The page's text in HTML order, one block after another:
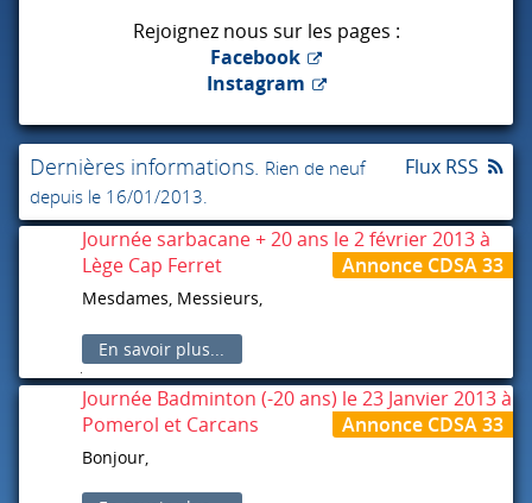
Rejoignez nous sur les pages :
Facebook
Instagram
Dernières informations. Rien de neuf
depuis le 16/01/2013.
Flux RSS
Journée sarbacane + 20 ans le 2 février 2013 à
Lège Cap Ferret
Annonce CDSA 33
Mesdames, Messieurs,
Vous trouverez ci-joint les documents concernant la
journée Sarbacane du 2 février 2013 à Lège Cap
Ferret (Foyer Alice Girou)
Sportivement,
L’équipe du CDSA33
En savoir plus...
Journée Badminton (-20 ans) le 23 Janvier 2013 à
Pomerol et Carcans
Annonce CDSA 33
Bonjour,
Nous vous adressons en pièces jointes les annonces